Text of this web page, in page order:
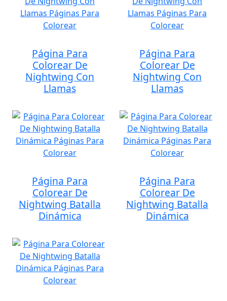
Página Para
Colorear De
Nightwing Con
Llamas
Página Para
Colorear De
Nightwing Con
Llamas
Página Para
Colorear De
Nightwing Batalla
Dinámica
Página Para
Colorear De
Nightwing Batalla
Dinámica